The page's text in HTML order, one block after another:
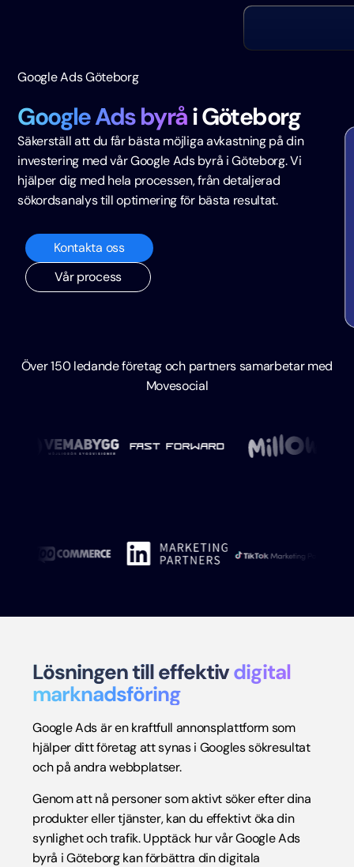
Google Ads Göteborg
Google Ads byråi Göteborg
Säkerställ att du får bästa möjliga avkastning på din
investering med vår Google Ads byrå i Göteborg. Vi
hjälper dig med hela processen, från detaljerad
sökordsanalys till optimering för bästa resultat.
Kontakta oss
Vår process
Över 150 ledande företag och partners samarbetar med
Movesocial
Lösningen till effektivdigital
marknadsföring
Google Ads är en kraftfull annonsplattform som
hjälper ditt företag att synas i Googles sökresultat
och på andra webbplatser.
Genom att nå personer som aktivt söker efter dina
produkter eller tjänster, kan du effektivt öka din
synlighet och trafik. Upptäck hur vår Google Ads
byrå i Göteborg kan förbättra din digitala